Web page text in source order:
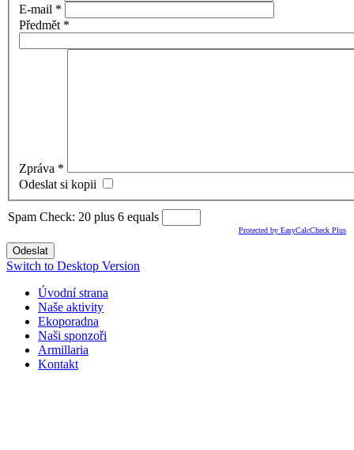
E-mail *
Předmět *
Zpráva *
Odeslat si kopii
Spam Check: 20 plus 6 equals
Protected by EasyCalcCheck Plus
Odeslat
Switch to Desktop Version
Úvodní strana
Naše aktivity
Ekoporadna
Naši sponzoři
Armillaria
Kontakt